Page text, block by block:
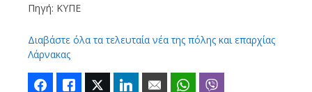
Πηγή: ΚΥΠΕ
Διαβάστε όλα τα τελευταία νέα της πόλης και επαρχίας
Λάρνακας
FacebookLike Twitter LinkedIn Email WhatsApp